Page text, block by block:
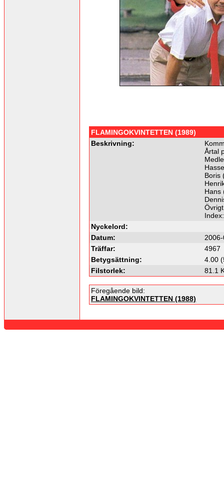
FLAMINGOKVINTETTEN (1989)
Beskrivning:
Årtal
Boris
Hans
Nyckelord:
Datum:
Träffar:
4967
Betygsättning:
4.00
Filstorlek:
81.1
Föregående bild:
FLAMINGOKVINTETTEN (1988)